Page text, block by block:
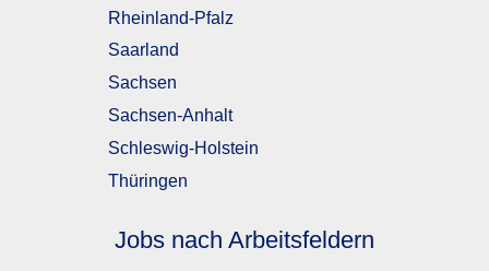
Rheinland-Pfalz
Saarland
Sachsen
Sachsen-Anhalt
Schleswig-Holstein
Thüringen
Jobs nach Arbeitsfeldern